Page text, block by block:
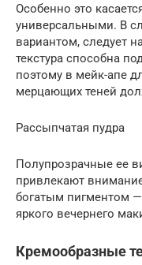
Особенно это
универсальными. В
вариантом, следует
текстура способна
поэтому в мейк-апе
мерцающих теней
Рассыпчатая пудра
Полупрозрачные ее
привлекают
богатым пигментом
яркого вечернего
Кремообразные